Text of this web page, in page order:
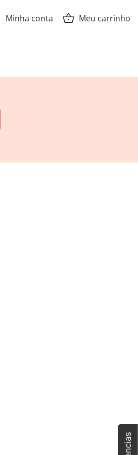
Minha conta shopping_basket Meu carrinho